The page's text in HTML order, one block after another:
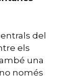
del
els
una
només